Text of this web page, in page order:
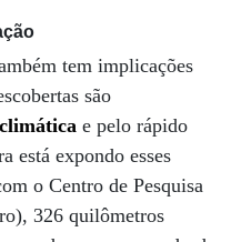
tem implicações
são
e pelo rápido
está expondo esses
o Centro de Pesquisa
326 quilômetros